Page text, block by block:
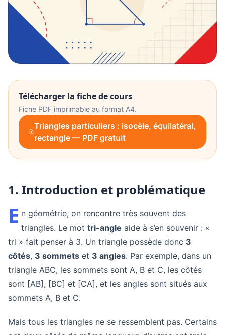
Télécharger la fiche de cours
Fiche PDF imprimable au format A4.
Triangles particuliers : isocèle, équilatéral,
rectangle — PDF gratuit
1. Introduction et problématique
E n géométrie, on rencontre très souvent des
triangles. Le mot tri-angle aide à s’en souvenir : «
tri » fait penser à 3. Un triangle possède donc 3
côtés, 3 sommets et 3 angles. Par exemple, dans un
triangle ABC, les sommets sont A, B et C, les côtés
sont [AB], [BC] et [CA], et les angles sont situés aux
sommets A, B et C.
Mais tous les triangles ne se ressemblent pas. Certains